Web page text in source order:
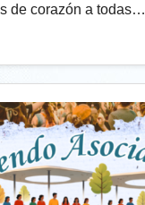
de corazón a todas…